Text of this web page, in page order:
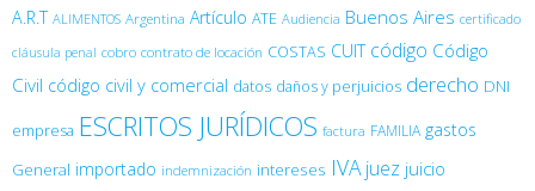
A.R.T ALIMENTOS Argentina Artículo ATE Audiencia Buenos Aires certificado
cláusula penal cobro contrato de locación COSTAS CUIT código Código
Civil código civil y comercial datos daños y perjuicios derecho DNI
empresa ESCRITOS JURÍDICOS factura FAMILIA gastos
General importado indemnización intereses IVA juez juicio